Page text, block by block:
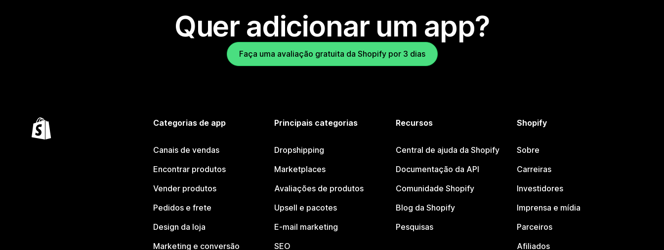
Quer adicionar um app?
Faça uma avaliação gratuita da Shopify por 3 dias
Categorias de app
Canais de vendas
Encontrar produtos
Vender produtos
Pedidos e frete
Design da loja
Marketing e conversão
Principais categorias
Dropshipping
Marketplaces
Avaliações de produtos
Upsell e pacotes
E-mail marketing
SEO
Recursos
Central de ajuda da Shopify
Documentação da API
Comunidade Shopify
Blog da Shopify
Pesquisas
Shopify
Sobre
Carreiras
Investidores
Imprensa e mídia
Parceiros
Afiliados